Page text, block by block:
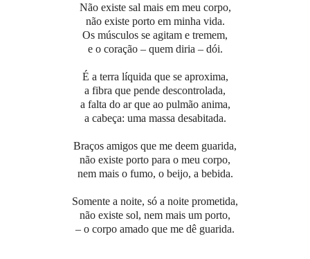
Não existe sal mais em meu corpo,
não existe porto em minha vida.
Os músculos se agitam e tremem,
e o coração – quem diria – dói.
É a terra líquida que se aproxima,
a fibra que pende descontrolada,
a falta do ar que ao pulmão anima,
a cabeça: uma massa desabitada.
Braços amigos que me deem guarida,
não existe porto para o meu corpo,
nem mais o fumo, o beijo, a bebida.
Somente a noite, só a noite prometida,
não existe sol, nem mais um porto,
– o corpo amado que me dê guarida.